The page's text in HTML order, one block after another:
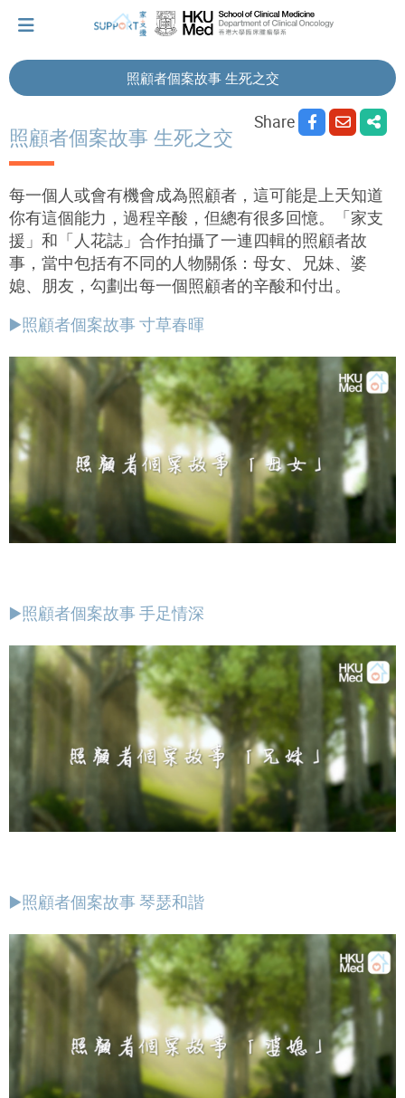
Let's walk together
Cherish every moment; love every day.
Tips and Resources
照顧者個案故事 生死之交
Share
照顧者個案故事 生死之交
每一個人或會有機會成為照顧者，這可能是上天知道
你有這個能力，過程辛酸，但總有很多回憶。「家支
援」和「人花誌」合作拍攝了一連四輯的照顧者故
事，當中包括有不同的人物關係：母女、兄妹、婆
媳、朋友，勾劃出每一個照顧者的辛酸和付出。
▶️照顧者個案故事 寸草春暉
▶️照顧者個案故事 手足情深
▶️照顧者個案故事 琴瑟和諧